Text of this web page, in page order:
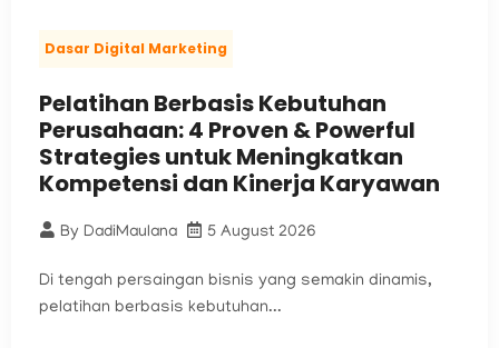
Dasar Digital Marketing
Pelatihan Berbasis Kebutuhan
Perusahaan: 4 Proven & Powerful
Strategies untuk Meningkatkan
Kompetensi dan Kinerja Karyawan
By DadiMaulana 5 August 2026
Di tengah persaingan bisnis yang semakin dinamis,
pelatihan berbasis kebutuhan...